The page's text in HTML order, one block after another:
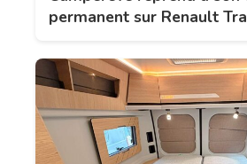
permanent sur Renault